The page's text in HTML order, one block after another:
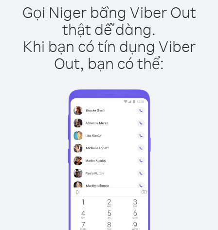
Gọi Niger bằng Viber Out
thật dễ dàng.
Khi bạn có tín dụng Viber
Out, bạn có thể: